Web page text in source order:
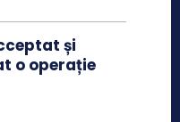
și
o operație